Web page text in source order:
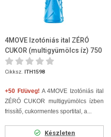
4MOVE Izotóniás ital ZÉRÓ
CUKOR (multigyümölcs íz) 750
ml
Cikksz. ITH1598
+50 Ft/üveg! A 4MOVE Izotóniás ital
ZÉRÓ CUKOR multigyümölcs ízben
frissítő, cukormentes sportital, a...
Készleten